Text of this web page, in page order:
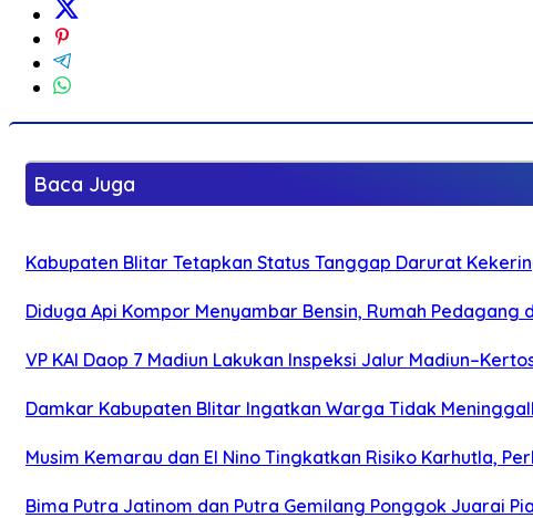
Baca Juga
Kabupaten Blitar Tetapkan Status Tanggap Darurat
Diduga Api Kompor Menyambar Bensin, Rumah
VP KAI Daop 7 Madiun Lakukan Inspeksi Jalur
Damkar Kabupaten Blitar Ingatkan Warga Tidak
Musim Kemarau dan El Nino Tingkatkan Risiko Karhutla,
Bima Putra Jatinom dan Putra Gemilang Ponggok Juarai